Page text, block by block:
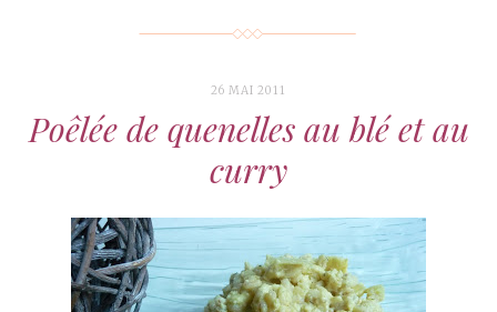
26 MAI 2011
Poêlée de quenelles au blé et au
curry